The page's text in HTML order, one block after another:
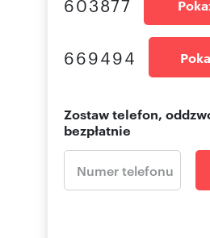
603877
669494
Zostaw telefon,
bezpłatnie